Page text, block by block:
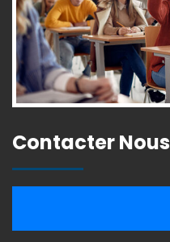
Contacter Nous